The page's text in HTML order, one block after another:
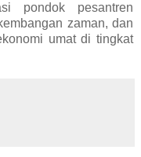
pondok pesantren
zaman, dan
umat di tingkat